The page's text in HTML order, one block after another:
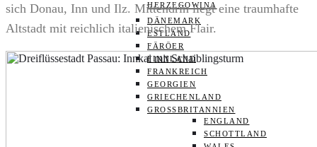
HERZEGOWINA
DÄNEMARK
ESTLAND
FÄRÖER
FINNLAND
FRANKREICH
GEORGIEN
GRIECHENLAND
GROSSBRITANNIEN
ENGLAND
SCHOTTLAND
sich Donau, Inn und Ilz. Mittendrin liegt eine traumhafte
Altstadt mit reichlich italienischem Flair.